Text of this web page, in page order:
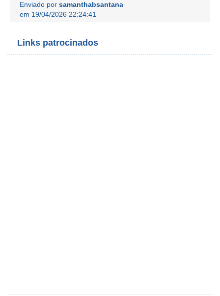
Enviado por samanthabsantana
em 19/04/2026 22:24:41
Links patrocinados